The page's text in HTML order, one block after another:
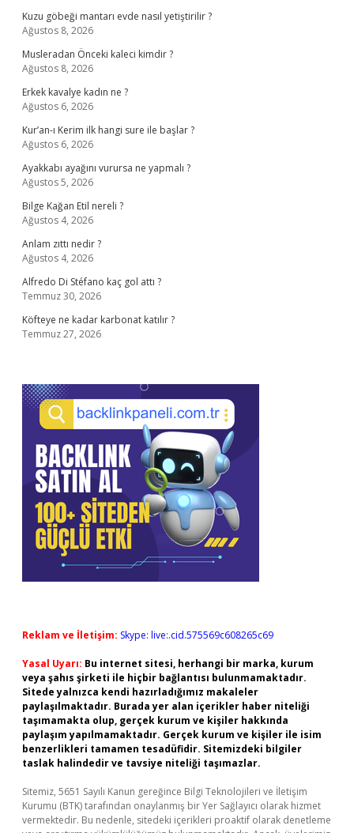
Kuzu göbeği mantarı evde nasıl yetiştirilir ?
Ağustos 8, 2026
Musleradan Önceki kaleci kimdir ?
Ağustos 8, 2026
Erkek kavalye kadın ne ?
Ağustos 6, 2026
Kur’an-ı Kerim ilk hangi sure ile başlar ?
Ağustos 6, 2026
Ayakkabı ayağını vurursa ne yapmalı ?
Ağustos 5, 2026
Bilge Kağan Etil nereli ?
Ağustos 4, 2026
Anlam zıttı nedir ?
Ağustos 4, 2026
Alfredo Di Stéfano kaç gol attı ?
Temmuz 30, 2026
Köfteye ne kadar karbonat katılır ?
Temmuz 27, 2026
Reklam ve İletişim: Skype: live:.cid.575569c608265c69
Yasal Uyarı: Bu internet sitesi, herhangi bir marka, kurum
veya şahıs şirketi ile hiçbir bağlantısı bulunmamaktadır.
Sitede yalnızca kendi hazırladığımız makaleler
paylaşılmaktadır. Burada yer alan içerikler haber niteliği
taşımamakta olup, gerçek kurum ve kişiler hakkında
paylaşım yapılmamaktadır. Gerçek kurum ve kişiler ile isim
benzerlikleri tamamen tesadüfidir. Sitemizdeki bilgiler
taslak halindedir ve tavsiye niteliği taşımazlar.
Sitemiz, 5651 Sayılı Kanun gereğince Bilgi Teknolojileri ve İletişim
Kurumu (BTK) tarafından onaylanmış bir Yer Sağlayıcı olarak hizmet
vermektedir. Bu nedenle, sitedeki içerikleri proaktif olarak denetleme